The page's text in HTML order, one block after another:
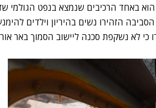
באחד הרכיבים שנמצא בנפט הגולמי
הזהירו נשים בהיריון וילדים
לא נשקפת סכנה ליישוב הסמוך באר